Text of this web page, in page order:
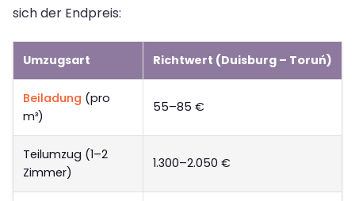
sich der Endpreis:
Umzugsart Richtwert (Duisburg – Toruń)
Beiladung (pro
m³)
55–85 €
Teilumzug (1–2
Zimmer)
1.300–2.050 €